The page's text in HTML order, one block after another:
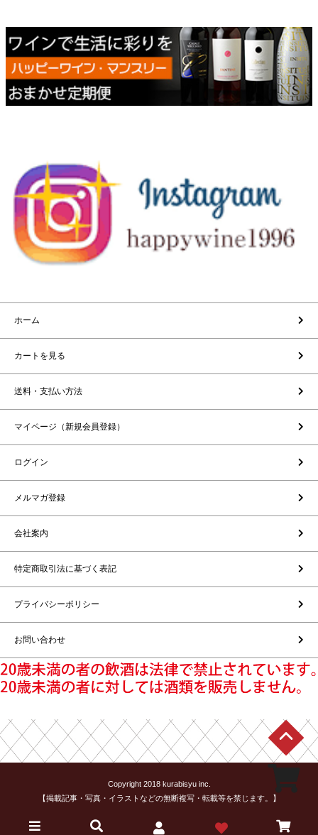
ホーム
カートを見る
送料・支払い方法
マイページ（新規会員登録）
ログイン
メルマガ登録
会社案内
特定商取引法に基づく表記
プライバシーポリシー
お問い合わせ
Copyright 2018 kurabisyu inc.
【掲載記事・写真・イラストなどの無断複写・転載等を禁じます。】